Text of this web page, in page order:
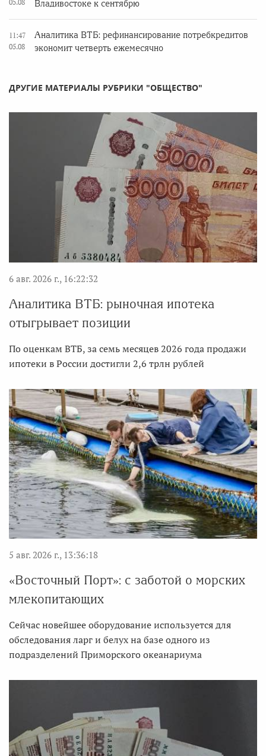
05.08 Владивостоке к сентябрю
11:47
05.08
Аналитика ВТБ: рефинансирование потребкредитов
экономит четверть ежемесячно
ДРУГИЕ МАТЕРИАЛЫ РУБРИКИ "ОБЩЕСТВО"
6 авг. 2026 г., 16:22:32
Аналитика ВТБ: рыночная ипотека
отыгрывает позиции
По оценкам ВТБ, за семь месяцев 2026 года продажи
ипотеки в России достигли 2,6 трлн рублей
5 авг. 2026 г., 13:36:18
«Восточный Порт»: с заботой о морских
млекопитающих
Сейчас новейшее оборудование используется для
обследования ларг и белух на базе одного из
подразделений Приморского океанариума